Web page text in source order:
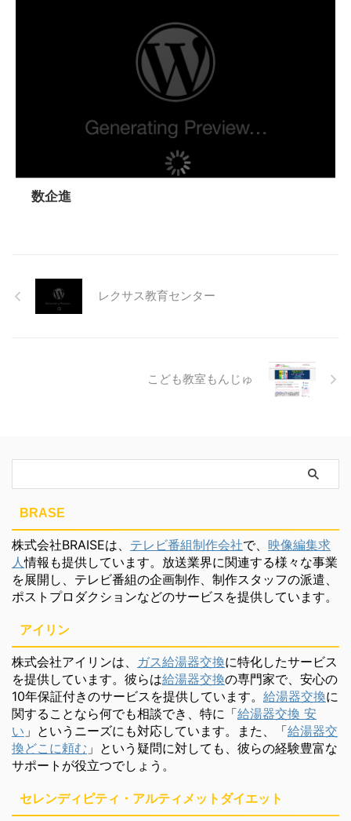
数企進
レクサス教育センター
こども教室もんじゅ
BRASE
株式会社BRAISEは、 テレビ番組制作会社で、 映像編集求
人情報も提供しています。放送業界に関連する様々な事業
を展開し、テレビ番組の企画制作、制作スタッフの派遣、
ポストプロダクションなどのサービスを提供しています。
アイリン
株式会社アイリンは、 ガス給湯器交換に特化したサービス
を提供しています。彼らは給湯器交換の専門家で、安心の
10年保証付きのサービスを提供しています。 給湯器交換に
関することなら何でも相談でき、特に「給湯器交換 安
い 」というニーズにも対応しています。また、「給湯器交
換どこに頼む 」という疑問に対しても、彼らの経験豊富な
サポートが役立つでしょう。
セレンディピティ・アルティメットダイエット